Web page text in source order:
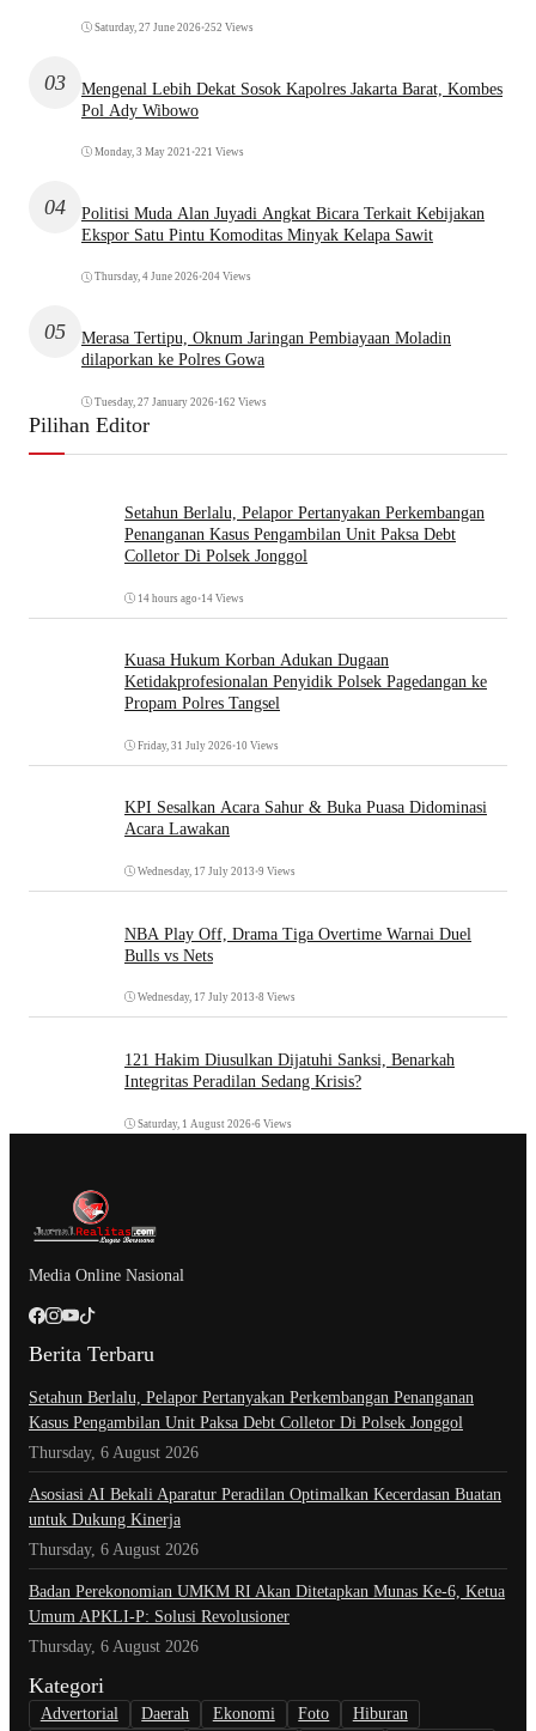
Saturday, 27 June 2026•252 Views
03
Mengenal Lebih Dekat Sosok Kapolres Jakarta Barat, Kombes
Pol Ady Wibowo
Monday, 3 May 2021 •221 Views
04
Politisi Muda Alan Juyadi Angkat Bicara Terkait Kebijakan
Ekspor Satu Pintu Komoditas Minyak Kelapa Sawit
Thursday, 4 June 2026•204 Views
05
Merasa Tertipu, Oknum Jaringan Pembiayaan Moladin
dilaporkan ke Polres Gowa
Tuesday, 27 January 2026•162 Views
Pilihan Editor
Setahun Berlalu, Pelapor Pertanyakan Perkembangan
Penanganan Kasus Pengambilan Unit Paksa Debt
Colletor Di Polsek Jonggol
14 hours ago •14 Views
Kuasa Hukum Korban Adukan Dugaan
Ketidakprofesionalan Penyidik Polsek Pagedangan ke
Propam Polres Tangsel
Friday, 31 July 2026•10 Views
KPI Sesalkan Acara Sahur & Buka Puasa Didominasi
Acara Lawakan
Wednesday, 17 July 2013 •9 Views
NBA Play Off, Drama Tiga Overtime Warnai Duel
Bulls vs Nets
Wednesday, 17 July 2013 •8 Views
121 Hakim Diusulkan Dijatuhi Sanksi, Benarkah
Integritas Peradilan Sedang Krisis?
Saturday, 1 August 2026•6 Views
Media Online Nasional
Berita Terbaru
Setahun Berlalu, Pelapor Pertanyakan Perkembangan Penanganan
Kasus Pengambilan Unit Paksa Debt Colletor Di Polsek Jonggol
Thursday, 6 August 2026
Asosiasi AI Bekali Aparatur Peradilan Optimalkan Kecerdasan Buatan
untuk Dukung Kinerja
Thursday, 6 August 2026
Badan Perekonomian UMKM RI Akan Ditetapkan Munas Ke-6, Ketua
Umum APKLI-P: Solusi Revolusioner
Thursday, 6 August 2026
Kategori
Advertorial Daerah Ekonomi Foto Hiburan